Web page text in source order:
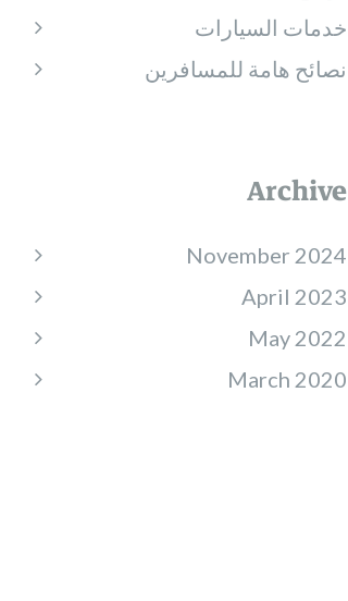
خدمات السيارات
نصائح هامة للمسافرين
Archive
November 2024
April 2023
May 2022
March 2020